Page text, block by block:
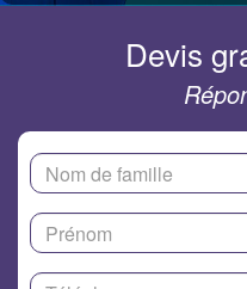
Devis